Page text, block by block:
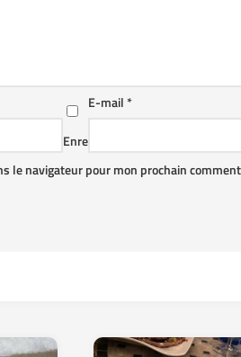
E-mail*
Enre
le navigateur pour mon prochain